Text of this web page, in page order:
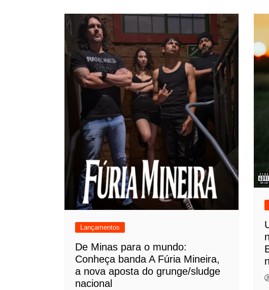
Lançamentos
De Minas para o mundo:
Conheça banda A Fúria Mineira,
a nova aposta do grunge/sludge
nacional